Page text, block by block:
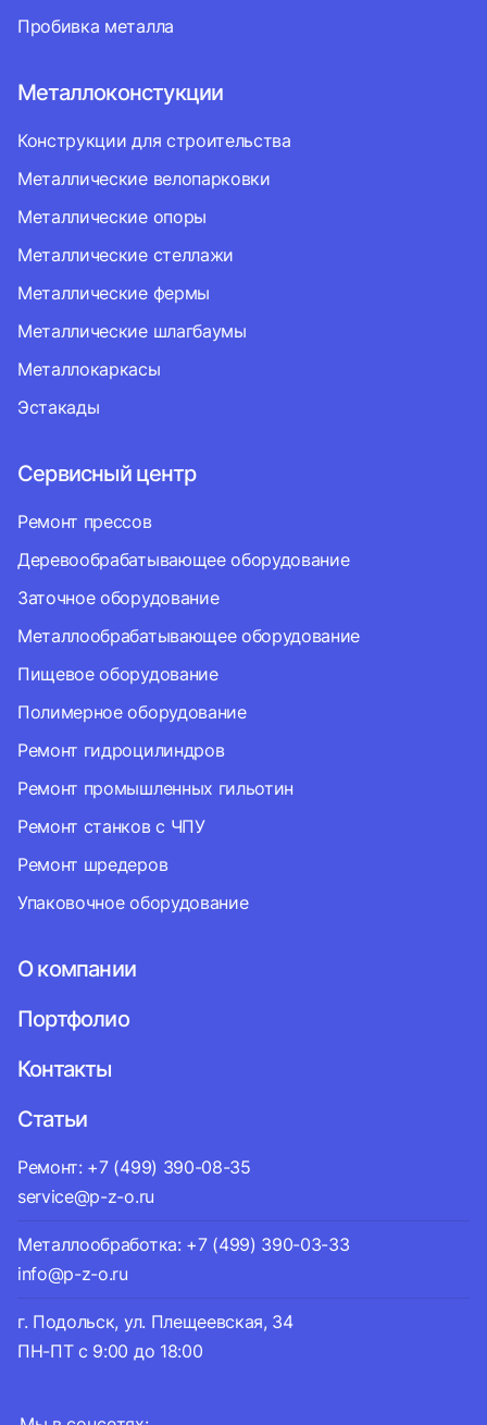
Пробивка металла
Металлоконстукции
Конструкции для строительства
Металлические велопарковки
Металлические опоры
Металлические стеллажи
Металлические фермы
Металлические шлагбаумы
Металлокаркасы
Эстакады
Сервисный центр
Ремонт прессов
Деревообрабатывающее оборудование
Заточное оборудование
Металлообрабатывающее оборудование
Пищевое оборудование
Полимерное оборудование
Ремонт гидроцилиндров
Ремонт промышленных гильотин
Ремонт станков с ЧПУ
Ремонт шредеров
Упаковочное оборудование
О компании
Портфолио
Контакты
Статьи
Ремонт: +7 (499) 390-08-35
service@p-z-o.ru
Металлообработка: +7 (499) 390-03-33
info@p-z-o.ru
г. Подольск, ул. Плещеевская, 34
ПН-ПТ с 9:00 до 18:00